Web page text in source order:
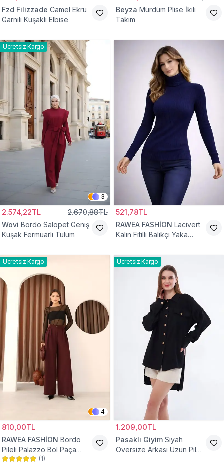
Fzd Filizzade Camel Ekru
Garnili Kuşaklı Elbise
Beyza Mürdüm Plise İkili
Takım
Ücretsiz Kargo
3
2.574,22TL 2.670,88TL
Wovi Bordo Salopet Geniş
Kuşak Fermuarlı Tulum
521,78TL
RAWEA FASHİON Lacivert
Kalın Fitilli Balıkçı Yaka
Ücretsiz Kargo
4
810,00TL
RAWEA FASHİON Bordo
Pileli Palazzo Bol Paça
Yüksek Bel Tesettür
(1)
Ücretsiz Kargo
1.209,00TL
Pasaklı Giyim Siyah
Oversize Arkası Uzun Pileli